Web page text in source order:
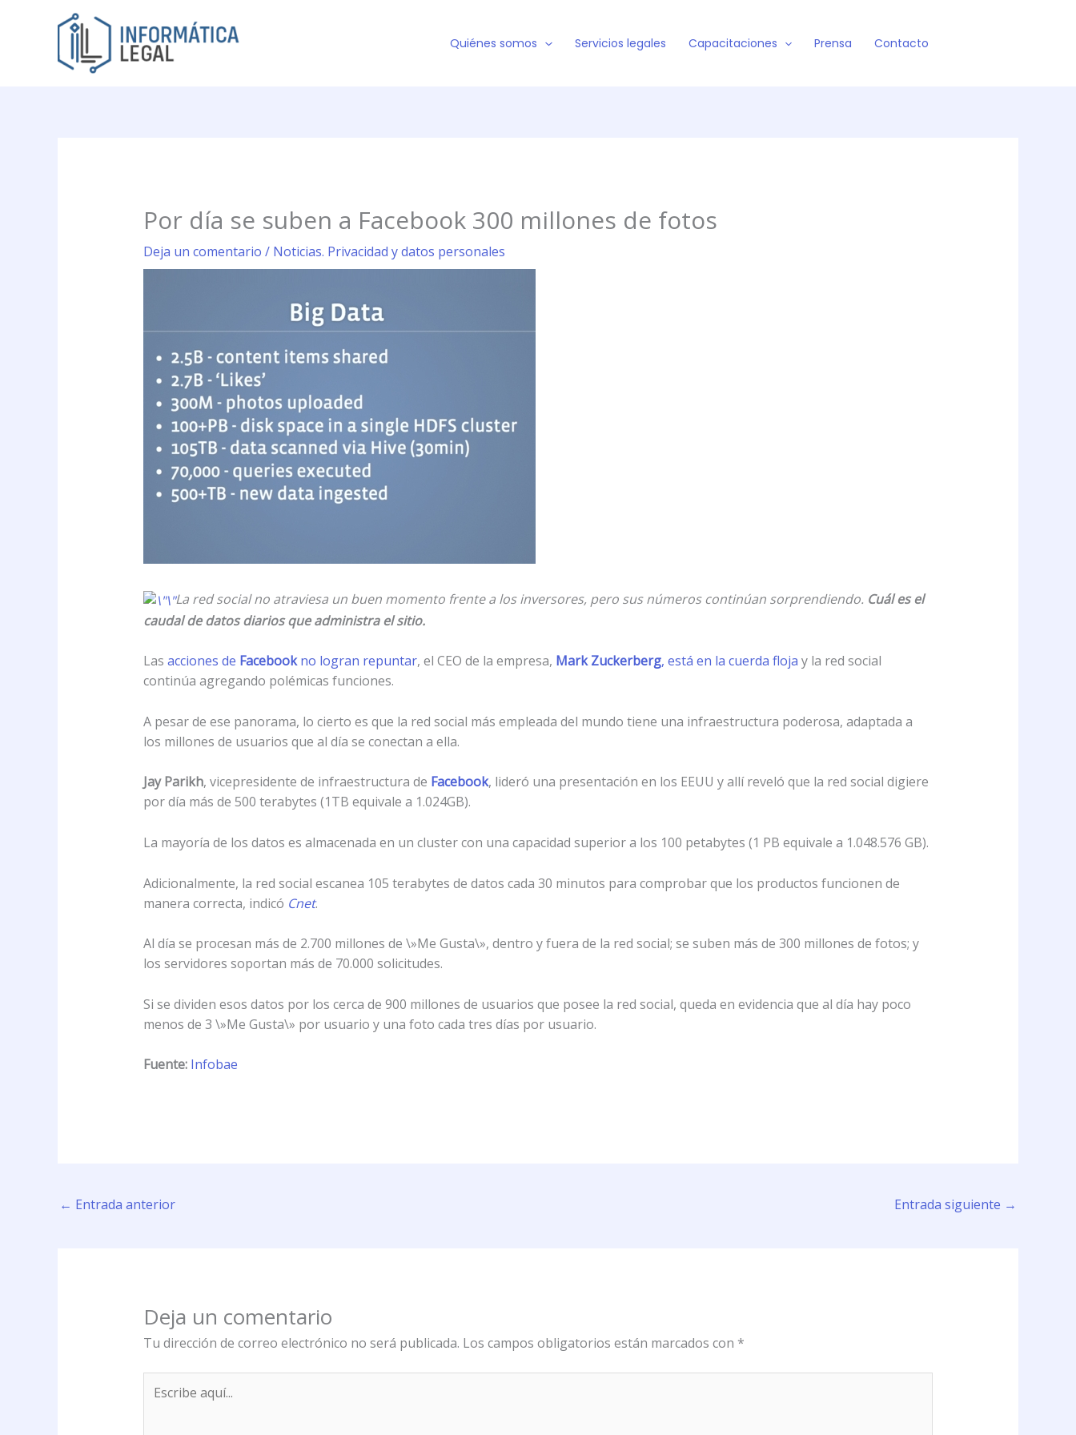
Quiénes somos Servicios legales Capacitaciones Prensa Contacto
Por día se suben a Facebook 300 millones de fotos
Deja un comentario / Noticias. Privacidad y datos personales
La red social no atraviesa un buen momento frente a los inversores, pero sus números continúan sorprendiendo. Cuál es el
caudal de datos diarios que administra el sitio.
Las acciones de Facebookno logran repuntar, el CEO de la empresa, Mark Zuckerberg, está en la cuerda floja y la red social
continúa agregando polémicas funciones.
A pesar de ese panorama, lo cierto es que la red social más empleada del mundo tiene una infraestructura poderosa, adaptada a
los millones de usuarios que al día se conectan a ella.
Jay Parikh, vicepresidente de infraestructura de Facebook, lideró una presentación en los EEUU y allí reveló que la red social digiere
por día más de 500 terabytes (1TB equivale a 1.024GB).
La mayoría de los datos es almacenada en un cluster con una capacidad superior a los 100 petabytes (1 PB equivale a 1.048.576 GB).
Adicionalmente, la red social escanea 105 terabytes de datos cada 30 minutos para comprobar que los productos funcionen de
manera correcta, indicó Cnet.
Al día se procesan más de 2.700 millones de \»Me Gusta\», dentro y fuera de la red social; se suben más de 300 millones de fotos; y
los servidores soportan más de 70.000 solicitudes.
Si se dividen esos datos por los cerca de 900 millones de usuarios que posee la red social, queda en evidencia que al día hay poco
menos de 3 \»Me Gusta\» por usuario y una foto cada tres días por usuario.
Fuente: Infobae
← Entrada anterior Entrada siguiente →
Deja un comentario
Tu dirección de correo electrónico no será publicada. Los campos obligatorios están marcados con *
aquí...